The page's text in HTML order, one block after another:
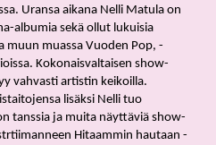
Uransa aikana Nelli Matula on
albumia sekä ollut lukuisia
muun muassa Vuoden Pop, -
Kokonaisvaltaisen show-
vahvasti artistin keikoilla.
lisäksi Nelli tuo
tanssia ja muita näyttäviä show-
Hitaammin hautaan -